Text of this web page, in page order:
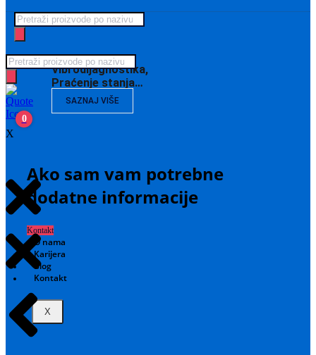
Vibrodijagnostika,
Praćenje stanja…
SAZNAJ VIŠE
Ako sam vam potrebne
dodatne informacije
Kontakt
O nama
Karijera
Blog
Kontakt
X
Products
search
Products
search
0
X